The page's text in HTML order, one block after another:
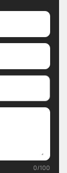
0/100